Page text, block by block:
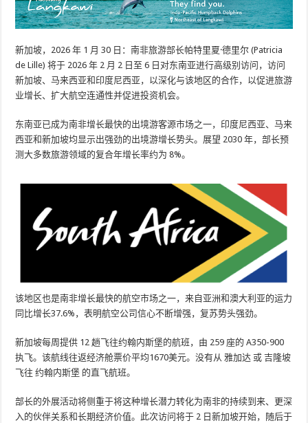
新加坡，2026 年 1 月 30 日：南非旅游部长帕特里夏·德里尔 (Patricia
de Lille) 将于 2026 年 2 月 2 日至 6 日对东南亚进行高级别访问，访问
新加坡、马来西亚和印度尼西亚，以深化与该地区的合作，以促进旅游
业增长、扩大航空连通性并促进投资机会。
东南亚已成为南非增长最快的出境游客源市场之一，印度尼西亚、马来
西亚和新加坡均显示出强劲的出境游增长势头。展望 2030 年，部长预
测大多数旅游领域的复合年增长率约为 8%。
该地区也是南非增长最快的航空市场之一，来自亚洲和澳大利亚的运力
同比增长37.6%，表明航空公司信心不断增强，复苏势头强劲。
新加坡每周提供 12 趟飞往约翰内斯堡的航班，由 259 座的 A350-900
执飞。该航线往返经济舱票价平均1670美元。没有从 雅加达 或 吉隆坡
飞往 约翰内斯堡 的直飞航班。
部长的外展活动将侧重于将这种增长潜力转化为南非的持续到来、更深
入的伙伴关系和长期经济价值。此次访问将于 2 日新加坡开始，随后于